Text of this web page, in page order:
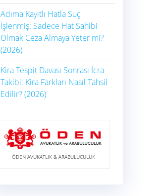
Adıma Kayıtlı Hatla Suç
İşlenmiş: Sadece Hat Sahibi
Olmak Ceza Almaya Yeter mi?
(2026)
Kira Tespit Davası Sonrası İcra
Takibi: Kira Farkları Nasıl Tahsil
Edilir? (2026)
ÖDEN AVUKATLIK & ARABULUCULUK